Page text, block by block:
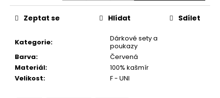
Kategorie:
Dárkové sety a
poukazy
Barva:
Červená
Materiál:
100% kašmír
Velikost: F - UNI
Zeptat se Hlídat Sdílet
m
e